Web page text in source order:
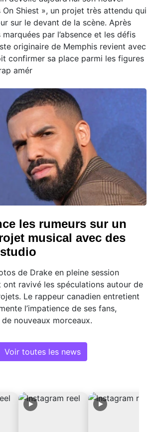
On Shiest », un projet très attendu qui
sur le devant de la scène. Après
marquées par l’absence et les défis
originaire de Memphis revient avec
confirmer sa place parmi les figures
amér
les rumeurs sur un
musical avec des
de Drake en pleine session
ont ravivé les spéculations autour de
Le rappeur canadien entretient
l’impatience de ses fans,
nouveaux morceaux.
Voir toutes les news